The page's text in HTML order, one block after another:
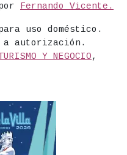
Fernando Vicente.
uso doméstico.
autorización.
Y NEGOCIO,